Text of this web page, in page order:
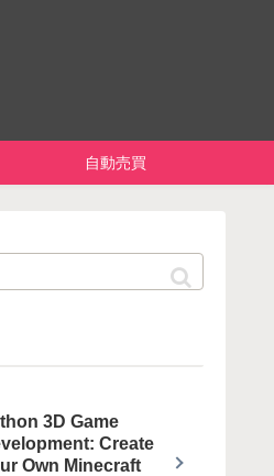
自動売買
3D Game
Create
Own Minecraft